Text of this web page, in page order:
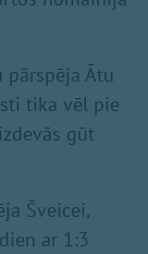
Ātu
tika vēl pie
gūt
Šveicei,
ar 1:3